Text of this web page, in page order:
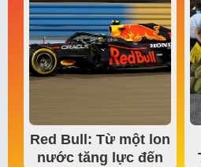
Red Bull: Từ một lon
nước tăng lực đến